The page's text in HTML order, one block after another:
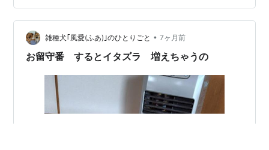
プチーノ仕立て 金沢金箔添え ④温前菜 鱈のフィレと白
子のフリット ⑤魚料理 金沢港産鰤のグリル 加賀蓮根の
ガレットとすり流し ⑥肉料理 国産…
雑種犬｢風愛(ふあ)｣のひとりごと • 7ヶ月前
お留守番 するとイタズラ 増えちゃうの